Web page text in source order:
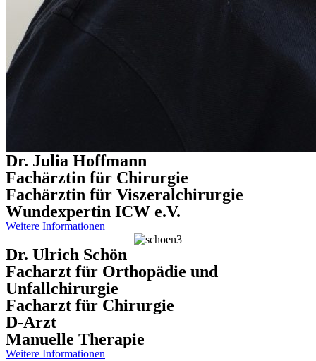
Dr. Julia Hoffmann
Fachärztin für Chirurgie
Fachärztin für Viszeralchirurgie
Wundexpertin ICW e.V.
Weitere Informationen
Dr. Ulrich Schön
Facharzt für Orthopädie und
Unfallchirurgie
Facharzt für Chirurgie
D-Arzt
Manuelle Therapie
Weitere Informationen